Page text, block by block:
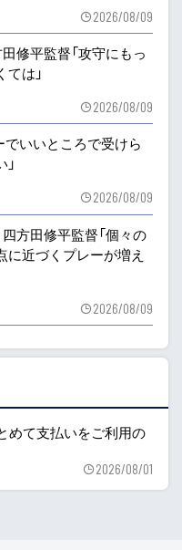
2026/08/09
田修平監督「攻守にもっ
は」
2026/08/09
でいいところで受けら
2026/08/09
四方田修平監督「個々の
近づくプレーが増え
2026/08/09
めて支払いをご利用の
2026/08/01